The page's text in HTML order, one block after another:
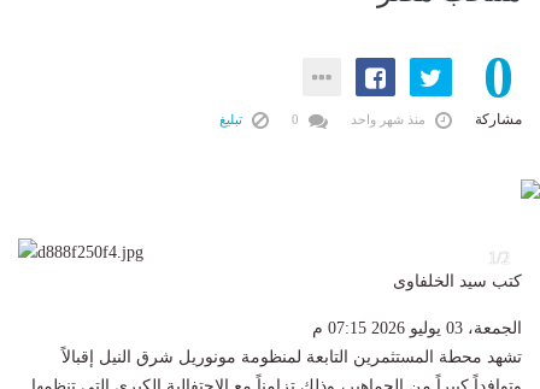
0
مشاركة منذ شهر واحد تبليغ
1/2
كتب سيد الخلفاوى
الجمعة، 03 يوليو 2026 07:15 م
​تشهد محطة المستثمرين التابعة لمنظومة مونوريل شرق النيل إقبالاً